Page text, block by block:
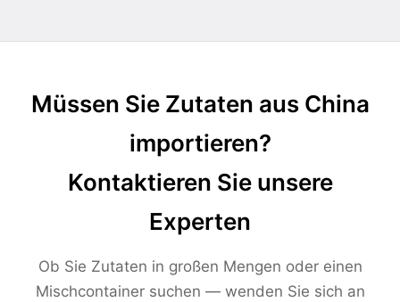
Müssen Sie Zutaten aus China
importieren?
Kontaktieren Sie unsere
Experten
Ob Sie Zutaten in großen Mengen oder einen
Mischcontainer suchen — wenden Sie sich an